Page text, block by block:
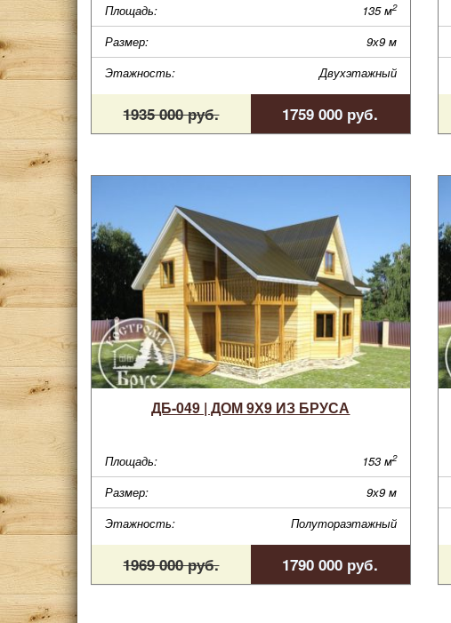
Площадь: 135 м2
Размер:
9х9 м
Этажность:
Двухэтажный
1935 000 руб. 1759 000 руб.
ДБ-049 | ДОМ 9Х9 ИЗ БРУСА
Площадь: 153 м2
Размер:
9х9 м
Этажность:
Полутораэтажный
1969 000 руб. 1790 000 руб.